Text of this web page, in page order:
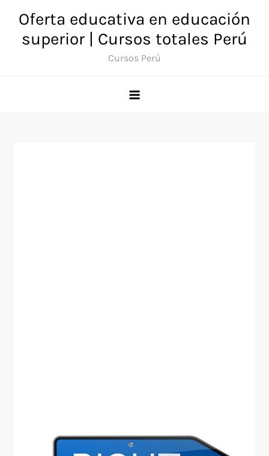
contenido
Oferta educativa en educación
superior | Cursos totales Perú
Cursos Perú